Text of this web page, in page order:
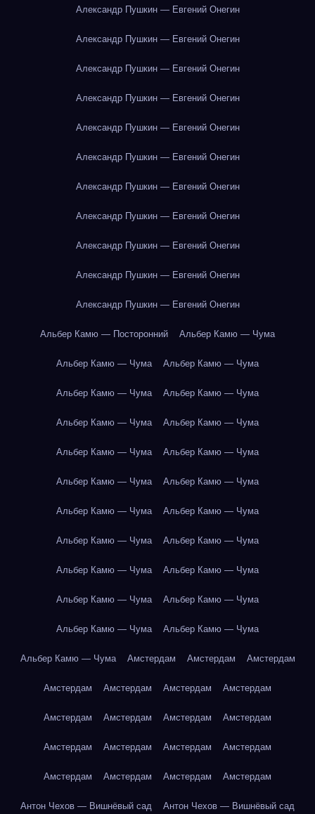
Александр Пушкин — Евгений Онегин
Александр Пушкин — Евгений Онегин
Александр Пушкин — Евгений Онегин
Александр Пушкин — Евгений Онегин
Александр Пушкин — Евгений Онегин
Александр Пушкин — Евгений Онегин
Александр Пушкин — Евгений Онегин
Александр Пушкин — Евгений Онегин
Александр Пушкин — Евгений Онегин
Александр Пушкин — Евгений Онегин
Александр Пушкин — Евгений Онегин
Альбер Камю — Посторонний Альбер Камю — Чума
Альбер Камю — Чума Альбер Камю — Чума
Альбер Камю — Чума Альбер Камю — Чума
Альбер Камю — Чума Альбер Камю — Чума
Альбер Камю — Чума Альбер Камю — Чума
Альбер Камю — Чума Альбер Камю — Чума
Альбер Камю — Чума Альбер Камю — Чума
Альбер Камю — Чума Альбер Камю — Чума
Альбер Камю — Чума Альбер Камю — Чума
Альбер Камю — Чума Альбер Камю — Чума
Альбер Камю — Чума Альбер Камю — Чума
Альбер Камю — Чума Амстердам Амстердам Амстердам
Амстердам Амстердам Амстердам Амстердам
Амстердам Амстердам Амстердам Амстердам
Амстердам Амстердам Амстердам Амстердам
Амстердам Амстердам Амстердам Амстердам
Антон Чехов — Вишнёвый сад Антон Чехов — Вишнёвый сад